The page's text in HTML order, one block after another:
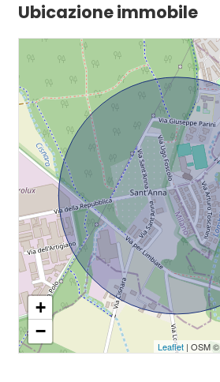
Ubicazione immobile
+
−
Leaflet| OSM ©